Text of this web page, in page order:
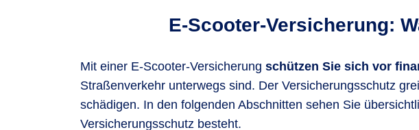
E-Scooter-Versicherung:
Mit einer E-Scooter-Versicherung schützen Sie sich vor
Straßenverkehr unterwegs sind. Der Versicherungsschutz
schädigen. In den folgenden Abschnitten sehen Sie
Versicherungsschutz besteht.